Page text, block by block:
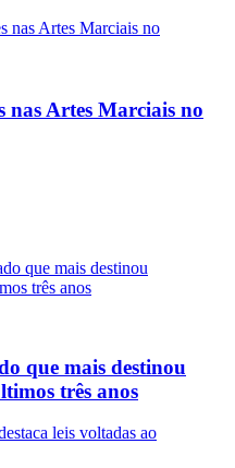
nas Artes Marciais no
que mais destinou
três anos